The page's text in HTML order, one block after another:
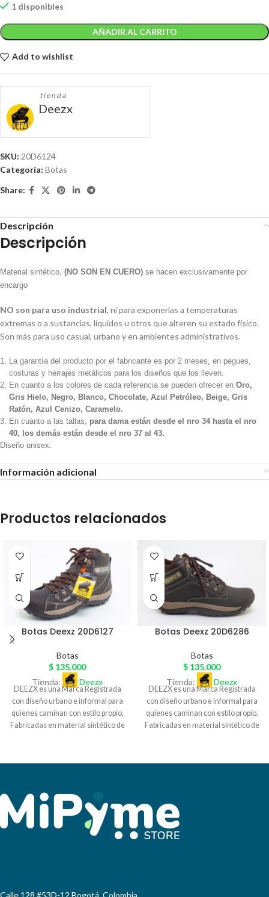
1 disponibles
AÑADIR AL CARRITO
Add to wishlist
tienda
Deezx
SKU: 20D6124
Categoría: Botas
Share:
Descripción
Descripción
Material sintético, (NO SON EN CUERO) se hacen exclusivamente por
encargo
NO son para uso industrial, ni para exponerlas a temperaturas
extremas o a sustancias, líquidos u otros que alteren su estado físico.
Son más para uso casual, urbano y en ambientes administrativos.
La garantía del producto por el fabricante es por 2 meses, en pegues,
costuras y herrajes metálicos para los diseños que los lleven.
En cuanto a los colores de cada referencia se pueden ofrecer en Oro,
Gris Hielo, Negro, Blanco, Chocolate, Azul Petróleo, Beige, Gris
Ratón, Azul Cenizo, Caramelo.
En cuanto a las tallas, para dama están desde el nro 34 hasta el nro
40, los demás están desde el nro 37 al 43.
Diseño unisex.
Información adicional
Productos relacionados
Botas Deexz 20D6127
Botas
$ 135.000
Tienda:
Deezx
DEEZX es una Marca Registrada
con diseño urbano e informal para
quienes caminan con estilo propio.
Fabricadas en material sintético de
detalles únicos y acabados
Cada par DEEZX es más que
calzado: es una declaración de
actitud. Perfectas para quienes
buscan diferenciarse, nuestras
envíos a nivel nacional.
Botas Deexz 20D6286
Botas
$ 135.000
Tienda:
Deezx
DEEZX es una Marca Registrada
con diseño urbano e informal para
quienes caminan con estilo propio.
Fabricadas en material sintético de
detalles únicos y acabados
calzado: es una declaración de
actitud. Perfectas para quienes
buscan diferenciarse, nuestras
Calle 128 #53D-12 Bogotá, Colombia